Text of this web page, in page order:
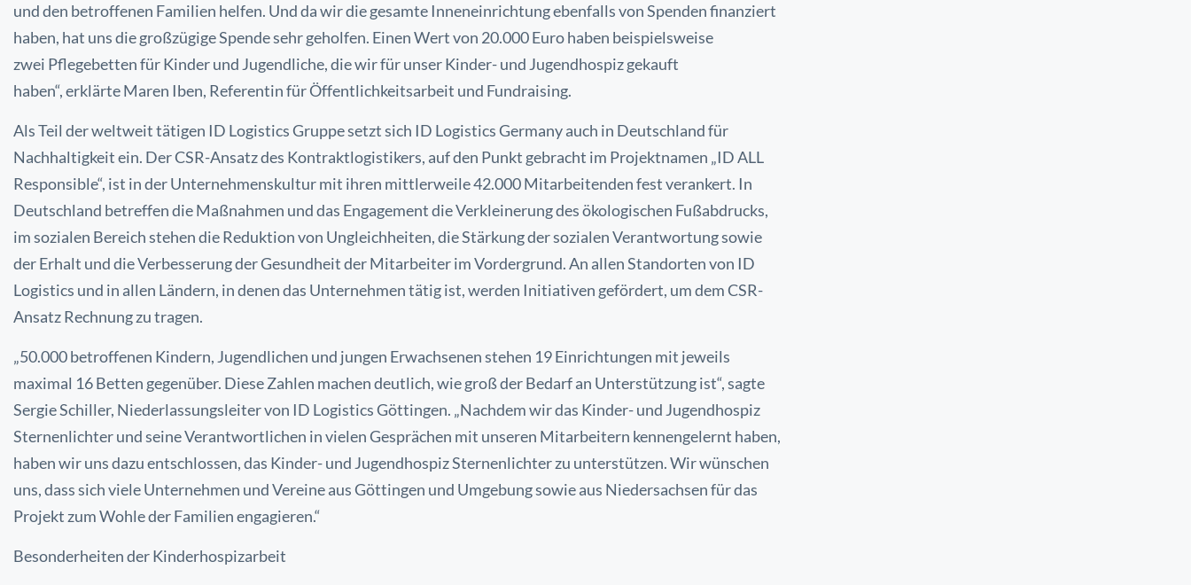
und den betroffenen Familien helfen. Und da wir die gesamte Inneneinrichtung ebenfalls von Spenden finanziert
haben, hat uns diegroßzügige Spende sehr geholfen. Einen Wert von 20.000 Euro haben beispielsweise
zwei Pflegebetten für Kinder und Jugendliche, die wir für unser Kinder- und Jugendhospiz gekauft
haben“,erklärte Maren Iben, Referentin für Öffentlichkeitsarbeit und Fundraising.
Als Teil der weltweit tätigen ID Logistics Gruppe setzt sich ID Logistics Germany auch in Deutschlandfür
Nachhaltigkeit ein. Der CSR-Ansatz des Kontraktlogistikers, auf den Punkt gebracht im Projektnamen „ID ALL
Responsible“, ist in der Unternehmenskultur mit ihren mittlerweile 42.000Mitarbeitenden fest verankert. In
Deutschland betreffen die Maßnahmen und das Engagement dieVerkleinerung des ökologischen Fußabdrucks,
im sozialen Bereich stehen die Reduktion von Ungleichheiten, die Stärkung der sozialen Verantwortung sowie
der Erhalt und die Verbesserung derGesundheit der Mitarbeiter im Vordergrund. An allen Standorten von ID
Logistics und in allen Ländern, in denen das Unternehmen tätig ist, werden Initiativen gefördert, um dem CSR-
AnsatzRechnung zu tragen.
„50.000 betroffenen Kindern, Jugendlichen und jungen Erwachsenen stehen 19 Einrichtungen mit jeweils
maximal 16 Betten gegenüber. Diese Zahlen machen deutlich, wie groß der Bedarf an Unterstützung ist“, sagte
Sergie Schiller, Niederlassungsleiter von ID Logistics Göttingen. „Nachdemwir das Kinder- und Jugendhospiz
Sternenlichter und seine Verantwortlichen in vielen Gesprächen mit unseren Mitarbeitern kennengelernt haben,
haben wir uns dazu entschlossen, das Kinder- und Jugendhospiz Sternenlichter zu unterstützen. Wir wünschen
uns, dass sich viele Unternehmen undVereine aus Göttingen und Umgebung sowie aus Niedersachsen für das
Projekt zum Wohle derFamilien engagieren.“
Besonderheiten der Kinderhospizarbeit